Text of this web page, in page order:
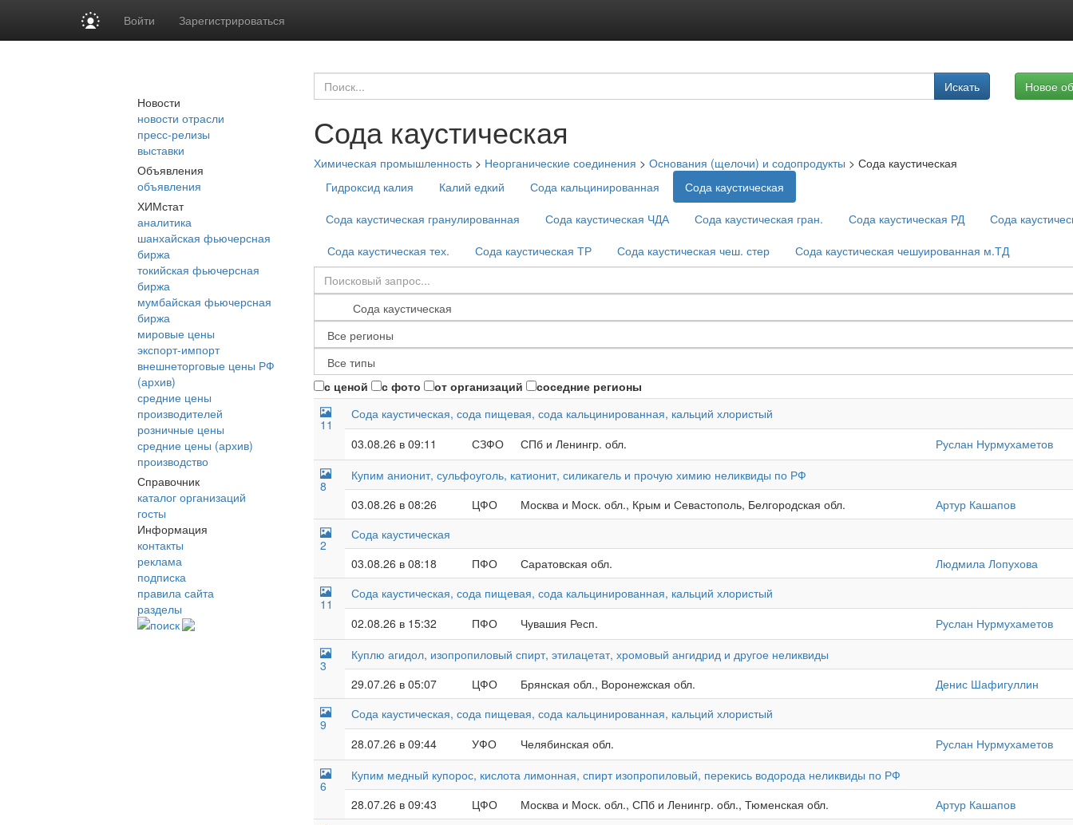
Войти Зарегистрироваться
Новости
новости отрасли
пресс-релизы
выставки
Объявления
объявления
ХИМстат
аналитика
шанхайская фьючерсная
биржа
токийская фьючерсная
биржа
мумбайская фьючерсная
биржа
мировые цены
экспорт-импорт
внешнеторговые цены РФ
(архив)
средние цены
производителей
розничные цены
средние цены (архив)
производство
Справочник
каталог организаций
госты
Информация
контакты
реклама
подписка
правила сайта
разделы
поиск
Искать Новое
Сода каустическая
Химическая промышленность > Неорганические соединения > Основания (щелочи) и содопродукты > Сода каустическая
Гидроксид калия
Калий едкий Сода кальцинированная
Сода каустическая
Сода каустическая гранулированная
Сода каустическая ЧДА Сода каустическая гран. Сода каустическая РД
Сода
Сода каустическая тех.
Сода каустическая ТР Сода каустическая чеш. стер Сода каустическая чешуированная м.ТД
с ценой с фото от организаций соседние регионы
11
Сода каустическая, сода пищевая, сода кальцинированная, кальций хлористый
03.08.26 в 09:11
СЗФО СПб и Ленингр. обл. Руслан Нурмухаметов
8
Купим анионит, сульфоуголь, катионит, силикагель и прочую химию неликвиды по РФ
03.08.26 в 08:26
ЦФО Москва и Моск. обл., Крым и Севастополь, Белгородская обл. Артур Кашапов
2
Сода каустическая
03.08.26 в 08:18
ПФО Саратовская обл. Людмила Лопухова
11
Сода каустическая, сода пищевая, сода кальцинированная, кальций хлористый
02.08.26 в 15:32
ПФО Чувашия Респ. Руслан Нурмухаметов
3
Куплю агидол, изопропиловый спирт, этилацетат, хромовый ангидрид и другое неликвиды
29.07.26 в 05:07
ЦФО Брянская обл., Воронежская обл. Денис Шафигуллин
9
Сода каустическая, сода пищевая, сода кальцинированная, кальций хлористый
28.07.26 в 09:44
УФО Челябинская обл. Руслан Нурмухаметов
6
Купим медный купорос, кислота лимонная, спирт изопропиловый, перекись водорода неликвиды по РФ
28.07.26 в 09:43
ЦФО Москва и Моск. обл., СПб и Ленингр. обл., Тюменская обл. Артур Кашапов